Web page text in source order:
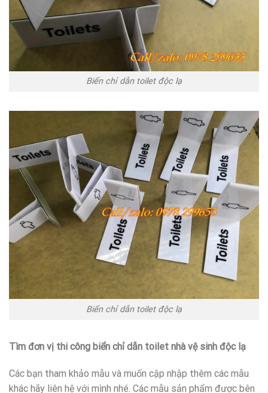
Biển chỉ dẫn toilet độc lạ
Biển chỉ dẫn toilet độc lạ
Tìm đơn vị thi công biển chỉ dẫn toilet nhà vệ sinh độc lạ
Các bạn tham khảo mẫu và muốn cập nhập thêm các mẫu
khác hãy liên hệ với mình nhé. Các mẫu sản phẩm được bên